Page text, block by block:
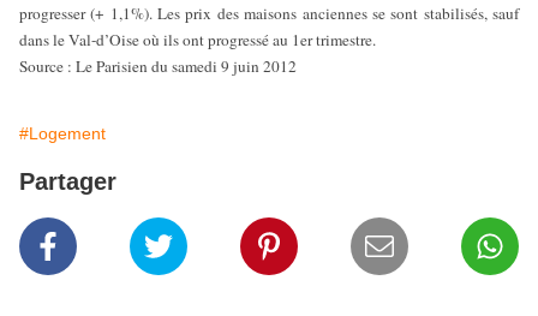
progresser (+ 1,1%). Les prix des maisons anciennes se sont stabilisés, sauf
dans le Val-d’Oise où ils ont progressé au 1er trimestre.
Source : Le Parisien du samedi 9 juin 2012
#Logement
Partager